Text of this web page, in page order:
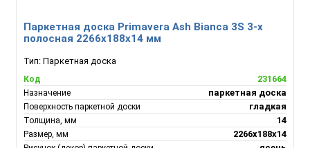
Паркетная доска Primavera Ash Bianca 3S 3-х
полосная 2266х188х14 мм
Тип: Паркетная доска
Код 231664
Назначение паркетная доска
Поверхность паркетной доски гладкая
Толщина, мм 14
Размер, мм 2266х188х14